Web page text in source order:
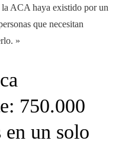
ACA haya existido por un
que necesitan
»
750.000
un solo